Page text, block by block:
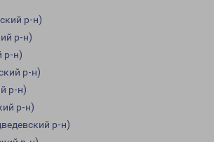
р-н)
р-н)
р-н)
р-н)
р-н)
р-н)
р-н)